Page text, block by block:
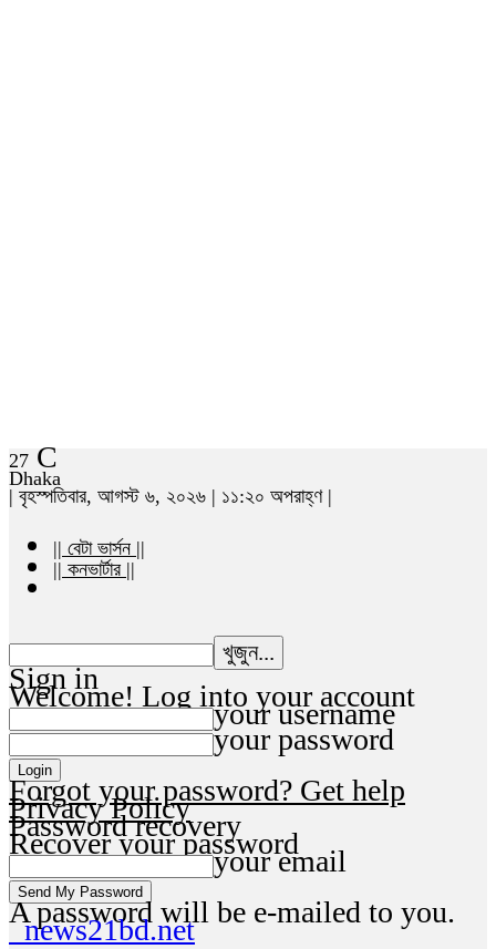
27 C
Dhaka
| বৃহস্পতিবার, আগস্ট ৬, ২০২৬ | ১১:২০ অপরাহ্ণ |
|| বেটা ভার্সন ||
|| কনভার্টার ||
Sign in
Welcome! Log into your account
your username
your password
Forgot your password? Get help
Privacy Policy
Password recovery
Recover your password
your email
A password will be e-mailed to you.
news21bd.net